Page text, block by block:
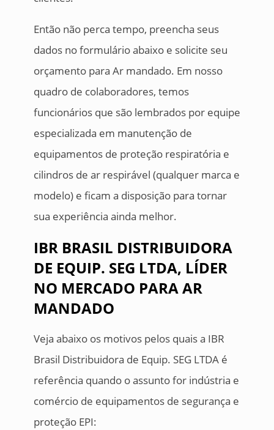
Então não perca tempo, preencha seus
dados no formulário abaixo e solicite seu
orçamento para Ar mandado. Em nosso
quadro de colaboradores, temos
funcionários que são lembrados por equipe
especializada em manutenção de
equipamentos de proteção respiratória e
cilindros de ar respirável (qualquer marca e
modelo) e ficam a disposição para tornar
sua experiência ainda melhor.
IBR BRASIL DISTRIBUIDORA
DE EQUIP. SEG LTDA, LÍDER
NO MERCADO PARA AR
MANDADO
Veja abaixo os motivos pelos quais a IBR
Brasil Distribuidora de Equip. SEG LTDA é
referência quando o assunto for indústria e
comércio de equipamentos de segurança e
proteção EPI: